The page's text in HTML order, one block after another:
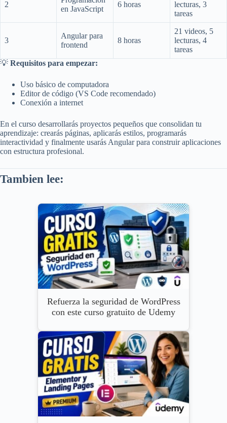
2
en JavaScript
6 horas
lecturas, 3
tareas
3
Angular para
frontend
8 horas
21 videos, 5
lecturas, 4
tareas
💡 Requisitos para empezar:
Uso básico de computadora
Editor de código (VS Code recomendado)
Conexión a internet
En el curso desarrollarás proyectos pequeños que consolidan tu
aprendizaje: crearás páginas, aplicarás estilos, programarás
interactividad y finalmente usarás Angular para construir aplicaciones
con estructura profesional.
Tambien lee:
Refuerza la seguridad de WordPress
con este curso gratuito de Udemy